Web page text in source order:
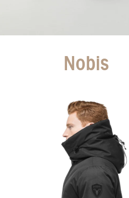
Nobis